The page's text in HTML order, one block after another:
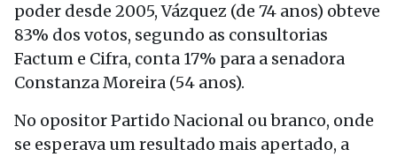
poder desde 2005, Vázquez (de 74 anos) obteve
83% dos votos, segundo as consultorias
Factum e Cifra, conta 17% para a senadora
Constanza Moreira (54 anos).
No opositor Partido Nacional ou branco, onde
se esperava um resultado mais apertado, a